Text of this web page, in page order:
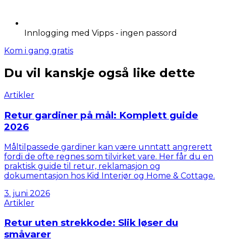
Innlogging med Vipps - ingen passord
Kom i gang gratis
Du vil kanskje også like dette
Artikler
Retur gardiner på mål: Komplett guide
2026
Måltilpassede gardiner kan være unntatt angrerett
fordi de ofte regnes som tilvirket vare. Her får du en
praktisk guide til retur, reklamasjon og
dokumentasjon hos Kid Interiør og Home & Cottage.
3. juni 2026
Artikler
Retur uten strekkode: Slik løser du
småvarer